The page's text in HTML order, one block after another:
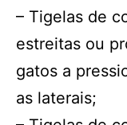
– Tigelas de
estreitas ou
gatos a
as laterais;